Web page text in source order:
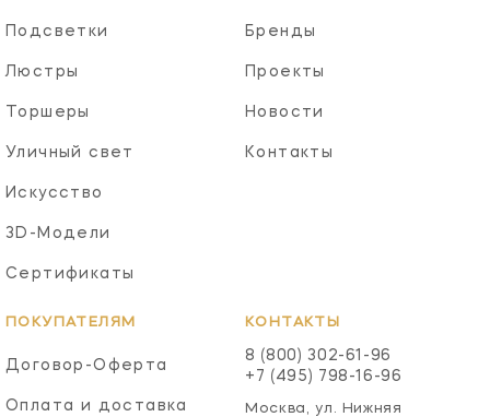
Подсветки
Люстры
Торшеры
Уличный свет
Искусство
3D-Модели
Сертификаты
Бренды
Проекты
Новости
Контакты
ПОКУПАТЕЛЯМ
Договор-Оферта
Оплата и доставка
КОНТАКТЫ
8 (800) 302-61-96
+7 (495) 798-16-96
Москва, ул. Нижняя